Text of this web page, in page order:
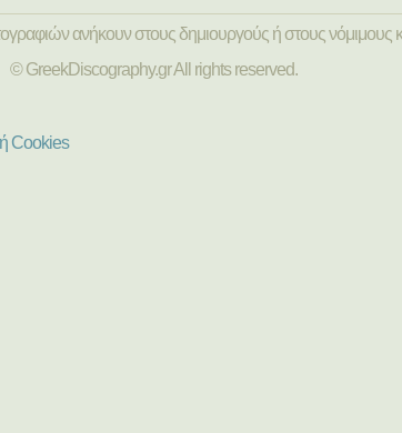
ανήκουν στους δημιουργούς ή στους νόμιμους
© GreekDiscography.gr All rights reserved.
Cookies